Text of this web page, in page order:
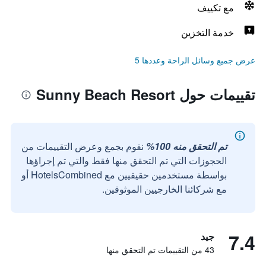
مع تكييف
خدمة التخزين
عرض جميع وسائل الراحة وعددها 5
تقييمات حول Sunny Beach Resort
تم التحقق منه 100%
نقوم بجمع وعرض التقييمات من
الحجوزات التي تم التحقق منها فقط والتي تم إجراؤها
بواسطة مستخدمين حقيقيين مع HotelsCombined أو
مع شركائنا الخارجيين الموثوقين.
7.4 جيد
43 من التقييمات تم التحقق منها